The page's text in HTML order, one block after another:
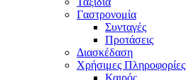
Γαστρονομία
Συνταγές
Προτάσεις
Διασκέδαση
Χρήσιμες Πληροφορίες
Καιρός